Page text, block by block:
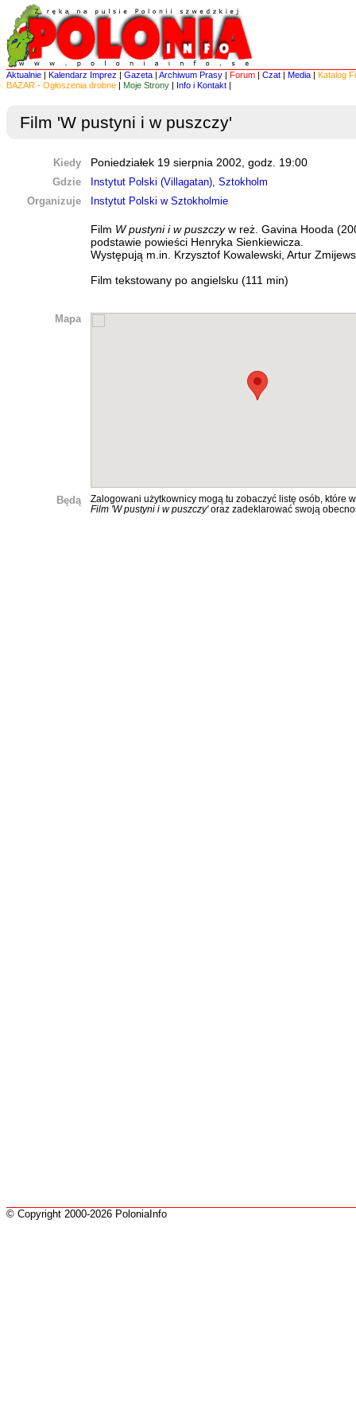
Aktualnie | Kalendarz Imprez | Gazeta | Archiwum Prasy | Forum | Czat | Media | Katalog
BAZAR - Ogłoszenia drobne | Moje Strony | Info i Kontakt |
Film 'W pustyni i w puszczy'
Kiedy
Poniedziałek 19 sierpnia 2002, godz. 19:00
Gdzie
Instytut Polski (Villagatan), Sztokholm
Organizuje
Instytut Polski w Sztokholmie
Film W pustyni i w puszczyw reż. Gavina Hooda
podstawie powieści Henryka Sienkiewicza.
Występują m.in. Krzysztof Kowalewski, Artur
Film tekstowany po angielsku (111 min)
Mapa
Będą
Zalogowani użytkownicy mogą tu zobaczyć listę osób, które
Film 'W pustyni i w puszczy'oraz zadeklarować swoją
© Copyright 2000-2026 PoloniaInfo